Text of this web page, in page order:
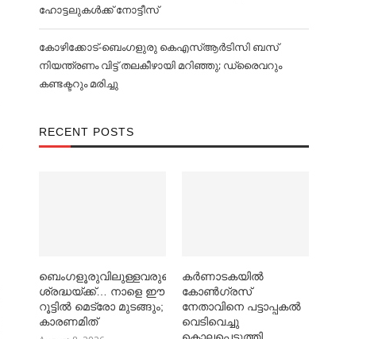
ഹോട്ടലുകള്‍ക്ക് നോട്ടീസ്
കോഴിക്കോട്-ബെംഗളുരു കെഎസ്ആർടിസി ബസ്
നിയന്ത്രണം വിട്ട് തലകീഴായി മറിഞ്ഞു; ഡ്രൈവറും
കണ്ടക്ട‌റും മരിച്ചു
RECENT POSTS
ബെംഗളൂരുവിലുള്ളവരുടെ
ശ്രദ്ധയ്ക്ക്… നാളെ ഈ
റൂട്ടില്‍ മെട്രോ മുടങ്ങും;
കാരണമിത്
കര്‍ണാടകയില്‍
കോണ്‍ഗ്രസ്
നേതാവിനെ പട്ടാപ്പകല്‍
വെടിവെച്ചു
കൊലപ്പെടുത്തി